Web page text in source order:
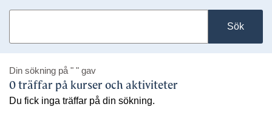
Sök
Din sökning på " " gav
0 träffar på kurser och aktiviteter
Du fick inga träffar på din sökning.